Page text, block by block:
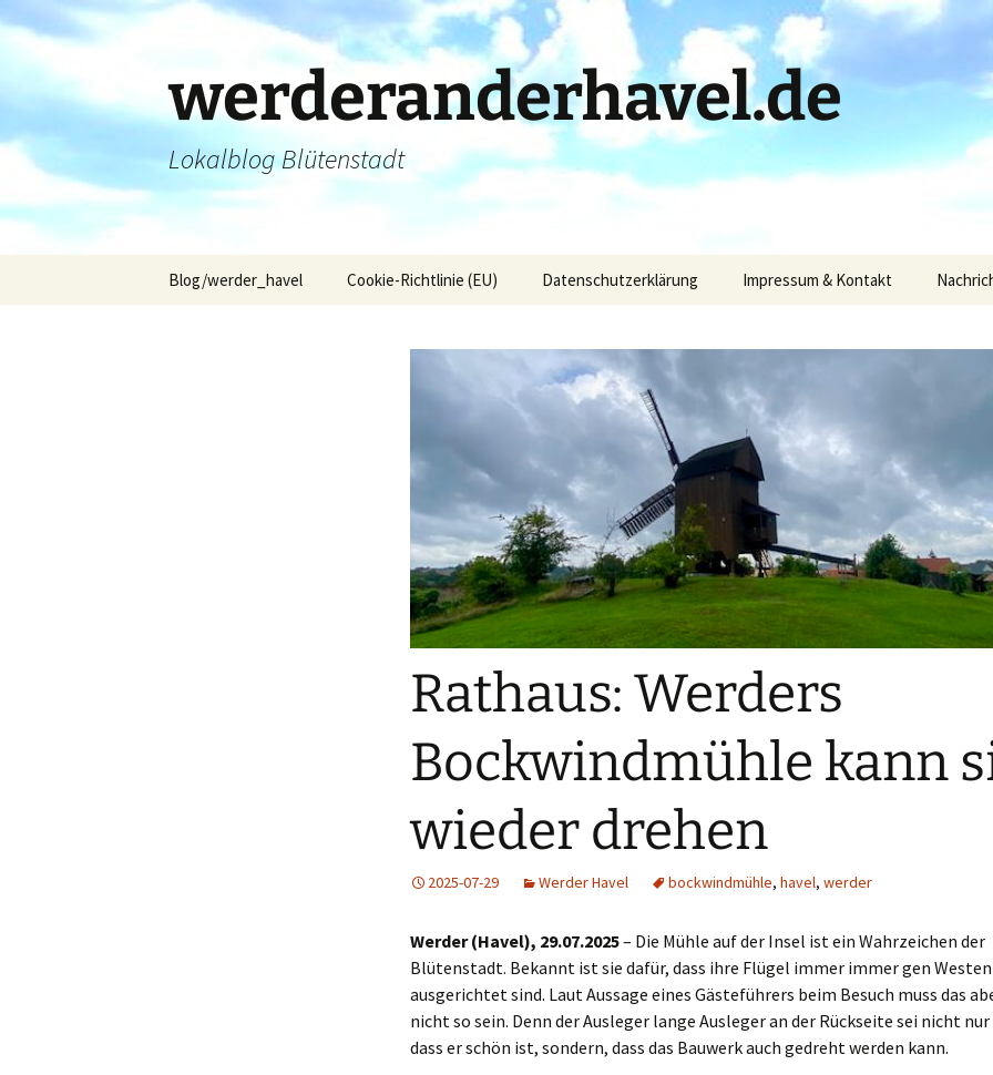
Zum
Inhalt
springen
werderanderhavel.de
Lokalblog Blütenstadt
Blog/werder_havel Cookie-Richtlinie (EU) Datenschutzerklärung Impressum & Kontakt
Rathaus: Werders
Bockwindmühle kann
wieder drehen
2025-07-29 Werder Havel bockwindmühle, havel, werder
Werder (Havel), 29.07.2025– Die Mühle auf der Insel ist ein Wahrzeichen der
Blütenstadt. Bekannt ist sie dafür, dass ihre Flügel immer immer gen Westen
ausgerichtet sind. Laut Aussage eines Gästeführers beim Besuch muss das
nicht so sein. Denn der Ausleger lange Ausleger an der Rückseite sei nicht
dass er schön ist, sondern, dass das Bauwerk auch gedreht werden kann.